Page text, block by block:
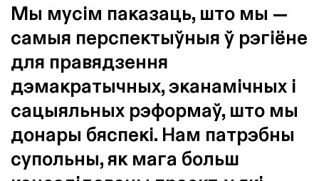
Мы мусім паказаць, што мы —
самыя перспектыўныя ў рэгіёне
для правядзення
дэмакратычных, эканамічных і
сацыяльных рэформаў, што мы
донары бяспекі. Нам патрэбны
супольны, як мага больш